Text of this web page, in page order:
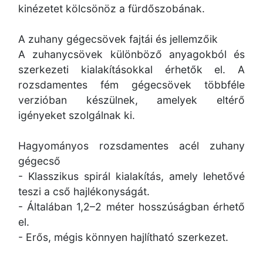
kinézetet kölcsönöz a fürdőszobának.
A zuhany gégecsövek fajtái és jellemzőik
A zuhanycsövek különböző anyagokból és
szerkezeti kialakításokkal érhetők el. A
rozsdamentes fém gégecsövek többféle
verzióban készülnek, amelyek eltérő
igényeket szolgálnak ki.
Hagyományos rozsdamentes acél zuhany
gégecső
- Klasszikus spirál kialakítás, amely lehetővé
teszi a cső hajlékonyságát.
- Általában 1,2–2 méter hosszúságban érhető
el.
- Erős, mégis könnyen hajlítható szerkezet.